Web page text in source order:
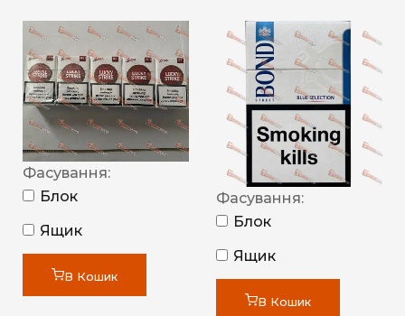
Фасування:
Блок
Ящик
В Кошик
Фасування:
Блок
Ящик
В Кошик